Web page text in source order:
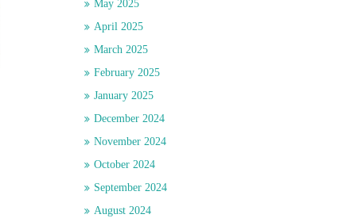
May 2025
April 2025
March 2025
February 2025
January 2025
December 2024
November 2024
October 2024
September 2024
August 2024